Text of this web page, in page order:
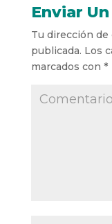
Enviar
Tu dirección
publicada. Los
marcados con *